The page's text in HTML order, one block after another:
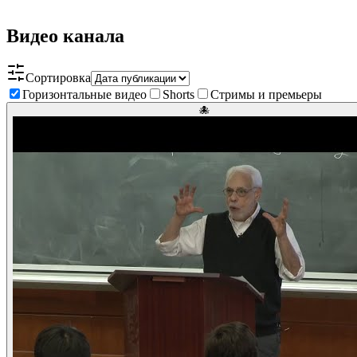
Видео канала
Сортировка
Горизонтальные видео
Shorts Стримы и премьеры
🐙